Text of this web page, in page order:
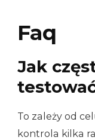
Faq
Jak
To zależy od
kontrola kilka